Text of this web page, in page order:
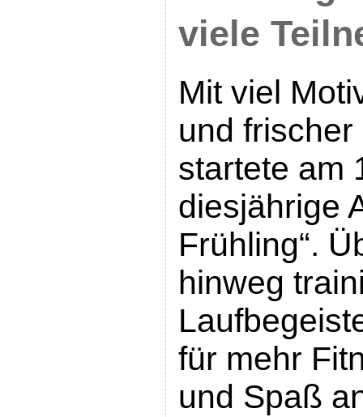
viele
Mit viel
und
startete am
diesjährige
Frühling“.
hinweg
für mehr
und Spaß